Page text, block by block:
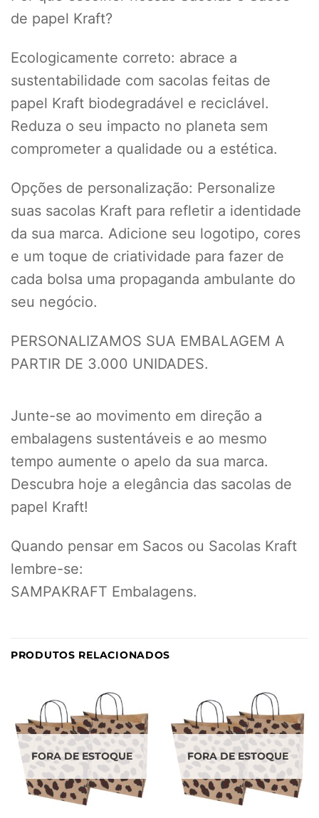
de papel Kraft?
Ecologicamente correto: abrace a
sustentabilidade com sacolas feitas de
papel Kraft biodegradável e reciclável.
Reduza o seu impacto no planeta sem
comprometer a qualidade ou a estética.
Opções de personalização: Personalize
suas sacolas Kraft para refletir a identidade
da sua marca. Adicione seu logotipo, cores
e um toque de criatividade para fazer de
cada bolsa uma propaganda ambulante do
seu negócio.
PERSONALIZAMOS SUA EMBALAGEM A
PARTIR DE 3.000 UNIDADES.
Junte-se ao movimento em direção a
embalagens sustentáveis e ao mesmo
tempo aumente o apelo da sua marca.
Descubra hoje a elegância das sacolas de
papel Kraft!
Quando pensar em Sacos ou Sacolas Kraft
lembre-se:
SAMPAKRAFT Embalagens.
PRODUTOS RELACIONADOS
FORA DE ESTOQUE FORA DE ESTOQUE